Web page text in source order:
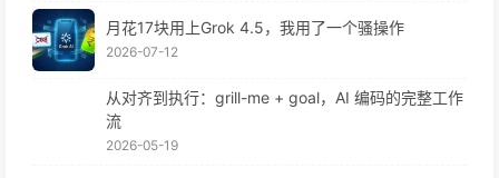
月花17块用上Grok 4.5，我用了一个骚操作
2026-07-12
从对齐到执行：grill-me + goal，AI 编码的完整工作
流
2026-05-19